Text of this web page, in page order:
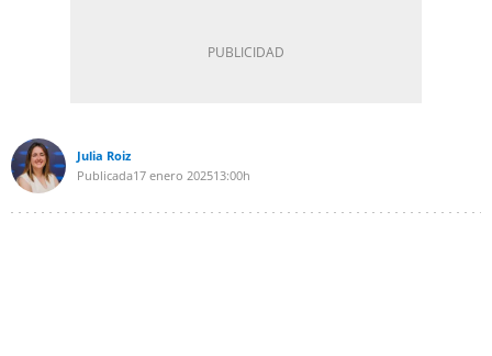
Julia Roiz
Publicada17 enero 202513:00h